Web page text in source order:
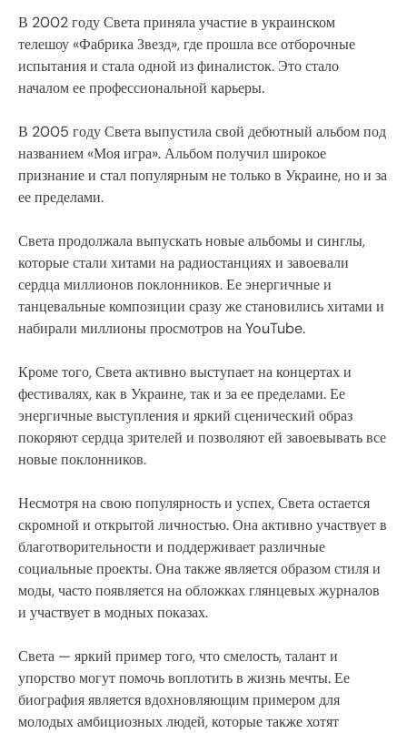
В 2002 году Света приняла участие в украинском
телешоу «Фабрика Звезд», где прошла все отборочные
испытания и стала одной из финалисток. Это стало
началом ее профессиональной карьеры.
В 2005 году Света выпустила свой дебютный альбом под
названием «Моя игра». Альбом получил широкое
признание и стал популярным не только в Украине, но и за
ее пределами.
Света продолжала выпускать новые альбомы и синглы,
которые стали хитами на радиостанциях и завоевали
сердца миллионов поклонников. Ее энергичные и
танцевальные композиции сразу же становились хитами и
набирали миллионы просмотров на YouTube.
Кроме того, Света активно выступает на концертах и
фестивалях, как в Украине, так и за ее пределами. Ее
энергичные выступления и яркий сценический образ
покоряют сердца зрителей и позволяют ей завоевывать все
новые поклонников.
Несмотря на свою популярность и успех, Света остается
скромной и открытой личностью. Она активно участвует в
благотворительности и поддерживает различные
социальные проекты. Она также является образом стиля и
моды, часто появляется на обложках глянцевых журналов
и участвует в модных показах.
Света — яркий пример того, что смелость, талант и
упорство могут помочь воплотить в жизнь мечты. Ее
биография является вдохновляющим примером для
молодых амбициозных людей, которые также хотят